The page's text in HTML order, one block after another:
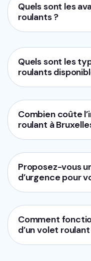
Quels sont les
roulants ?
Quels sont les
roulants
Combien coûte
roulant à
Proposez-vous
d’urgence pour
Comment
d’un volet